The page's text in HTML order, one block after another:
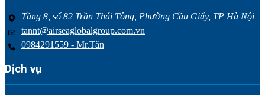
Tầng 8, số 82 Trần Thái Tông, Phường Cầu Giấy, TP Hà Nội
tannt@airseaglobalgroup.com.vn
0984291559 - Mr.Tân
Dịch vụ